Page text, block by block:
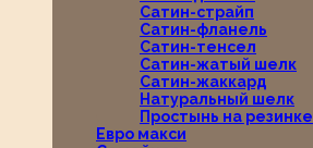
Сатин-страйп
Сатин-фланель
Сатин-тенсел
Сатин-жатый шелк
Сатин-жаккард
Натуральный шелк
Простынь на резинке
Евро макси